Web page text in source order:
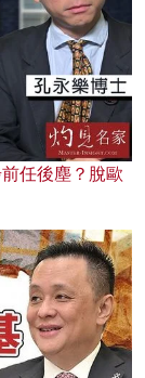
任後塵？脫歐